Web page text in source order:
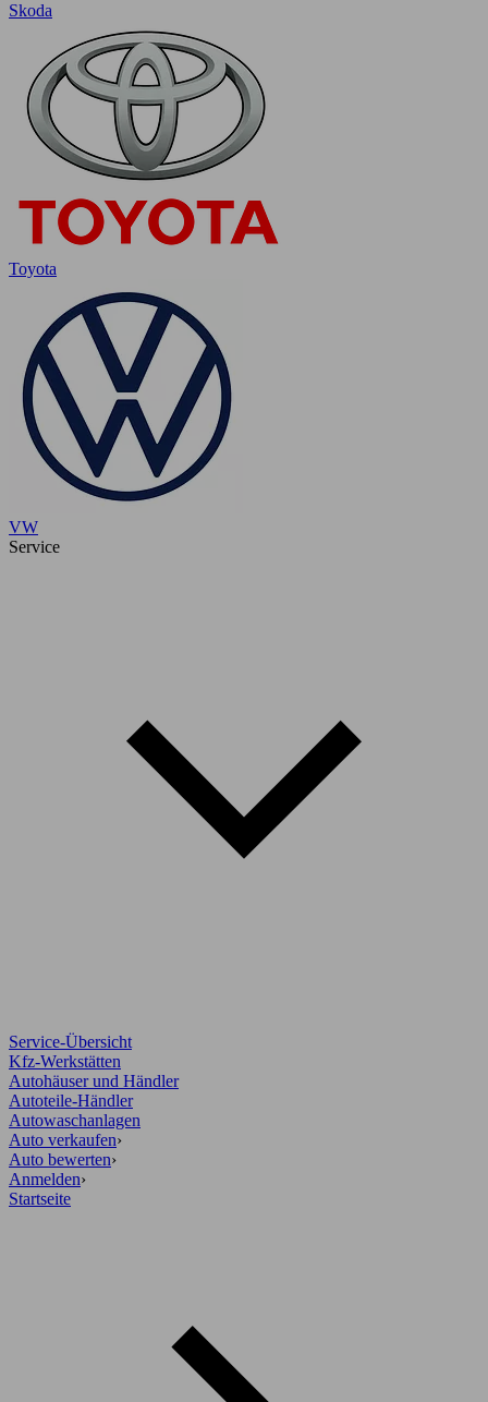
Skoda
Toyota
VW
Service
Service-Übersicht
Kfz-Werkstätten
Autohäuser und Händler
Autoteile-Händler
Autowaschanlagen
Auto verkaufen›
Auto bewerten›
Anmelden›
Startseite